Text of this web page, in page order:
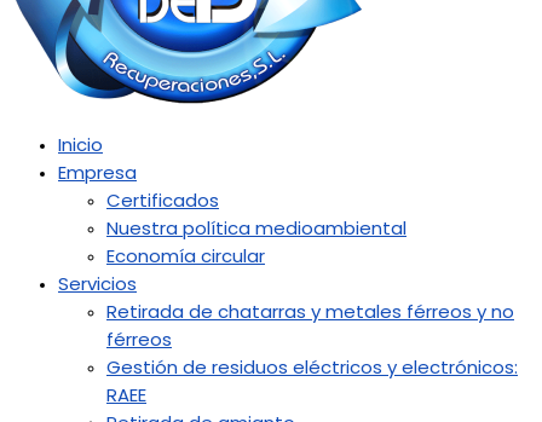
Inicio
Empresa
Certificados
Nuestra política medioambiental
Economía circular
Servicios
Retirada de chatarras y metales férreos y no
férreos
Gestión de residuos eléctricos y electrónicos:
RAEE